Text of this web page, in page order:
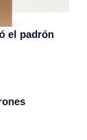
el padrón